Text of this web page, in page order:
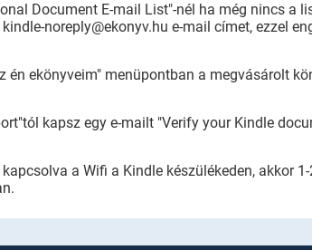
Document E-mail List"-nél ha még nincs a
noreply@ekonyv.hu e-mail címet, ezzel
én ekönyveim" menüpontban a megvásárolt
kapsz egy e-mailt "Verify your Kindle
a Wifi a Kindle készülékeden, akkor